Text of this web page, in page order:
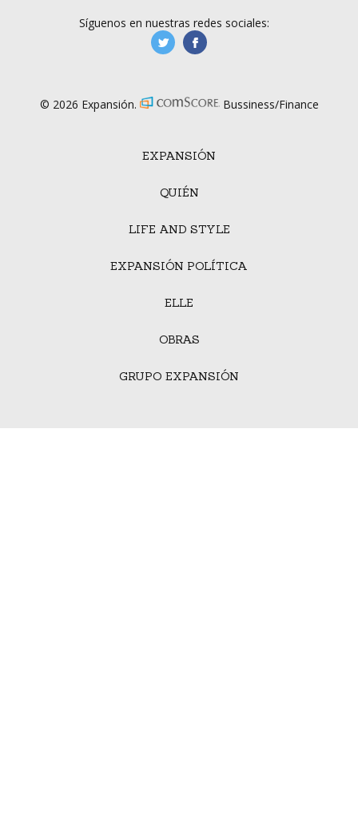
EXPANSIÓN
QUIÉN
LIFE AND STYLE
EXPANSIÓN POLÍTICA
ELLE
OBRAS
GRUPO EXPANSIÓN
Síguenos en nuestras redes sociales:
manufacturaGE
© 2026 Expansión. Bussiness/Finance